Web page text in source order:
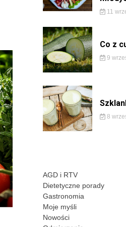
11
Co z
9
8
AGD i RTV
Dietetyczne porady
Gastronomia
Moje myśli
Nowości